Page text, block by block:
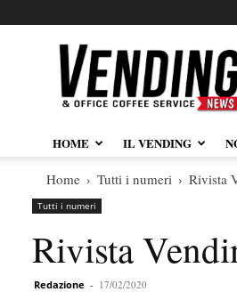
Vendingnews.it
HOME IL VENDING
Home Tutti i numeri Rivista
Tutti i numeri
Rivista
Redazione - 17/02/2020